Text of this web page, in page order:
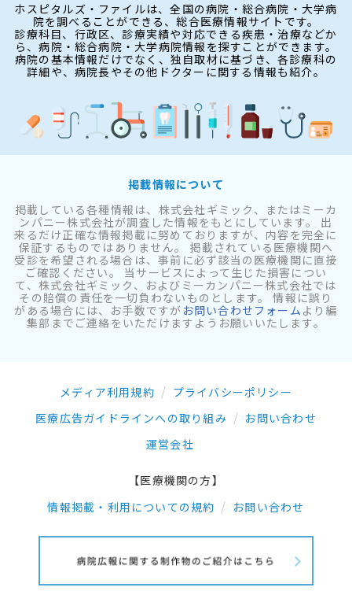
ホスピタルズ・ファイルは、全国の病院・総合病院・大学病
院を調べることができる、総合医療情報サイトです。
診療科目、行政区、診療実績や対応できる疾患・治療などか
ら、病院・総合病院・大学病院情報を探すことができます。
病院の基本情報だけでなく、独自取材に基づき、各診療科の
詳細や、病院長やその他ドクターに関する情報も紹介。
掲載情報について
掲載している各種情報は、株式会社ギミック、またはミーカ
ンパニー株式会社が調査した情報をもとにしています。 出
来るだけ正確な情報掲載に努めておりますが、内容を完全に
保証するものではありません。 掲載されている医療機関へ
受診を希望される場合は、事前に必ず該当の医療機関に直接
ご確認ください。 当サービスによって生じた損害につい
て、株式会社ギミック、およびミーカンパニー株式会社では
その賠償の責任を一切負わないものとします。 情報に誤り
がある場合には、お手数ですが お問い合わせフォーム より編
集部までご連絡をいただけますようお願いいたします。
メディア利用規約
プライバシーポリシー
医療広告ガイドラインへの取り組み
お問い合わせ
運営会社
【医療機関の方】
情報掲載・利用についての規約
お問い合わせ